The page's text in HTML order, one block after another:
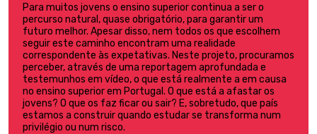
Para muitos jovens o ensino superior continua a ser o
percurso natural, quase obrigatório, para garantir um
futuro melhor. Apesar disso, nem todos os que escolhem
seguir este caminho encontram uma realidade
correspondente às expetativas. Neste projeto, procuramos
perceber, através de uma reportagem aprofundada e
testemunhos em vídeo, o que está realmente a em causa
no ensino superior em Portugal. O que está a afastar os
jovens? O que os faz ficar ou sair? E, sobretudo, que país
estamos a construir quando estudar se transforma num
privilégio ou num risco.